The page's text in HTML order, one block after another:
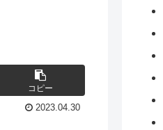
コピー
2023.04.30